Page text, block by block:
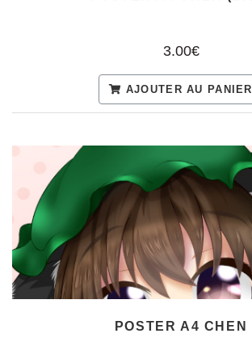
3.00€
AJOUTER AU PANIER
POSTER A4 CHEN